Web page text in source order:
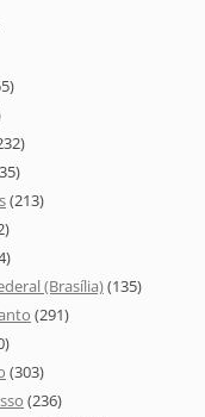
(213)
(Brasília)(135)
(291)
(303)
(236)